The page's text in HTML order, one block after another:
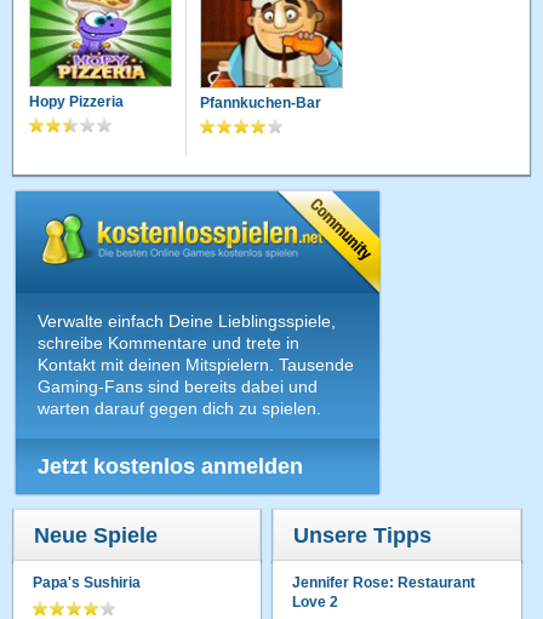
Hopy Pizzeria Pfannkuchen-Bar
Verwalte einfach Deine Lieblingsspiele,
schreibe Kommentare und trete in
Kontakt mit deinen Mitspielern. Tausende
Gaming-Fans sind bereits dabei und
warten darauf gegen dich zu spielen.
Jetzt kostenlos anmelden
Neue Spiele
Papa's Sushiria
Unsere Tipps
Jennifer Rose: Restaurant
Love 2